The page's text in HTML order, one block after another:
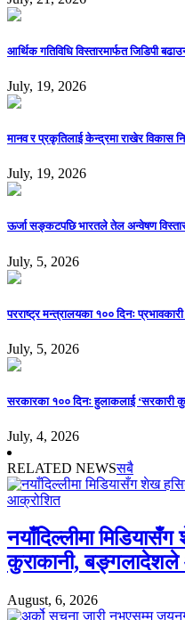
आर्थिक गतिविधि विस्तारमार्फत जिडिपी
July, 19, 2026
मानव र प्रकृतिलाई केन्द्रमा राखेर विकास
July, 19, 2026
ऊर्जा सङ्कटपछि भारतले तेल अन्वेषण विस्तार
July, 5, 2026
परराष्ट्र मन्त्रालयका १०० दिनः
July, 5, 2026
सरकारका १०० दिनः हुलाकलाई ‘सरकारी
July, 4, 2026
RELATED NEWSसबै
नयाँदिल्लीमा
कुराकानी,
August, 6, 2026